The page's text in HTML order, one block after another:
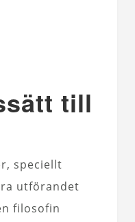
till
speciellt
utförandet
filosofin